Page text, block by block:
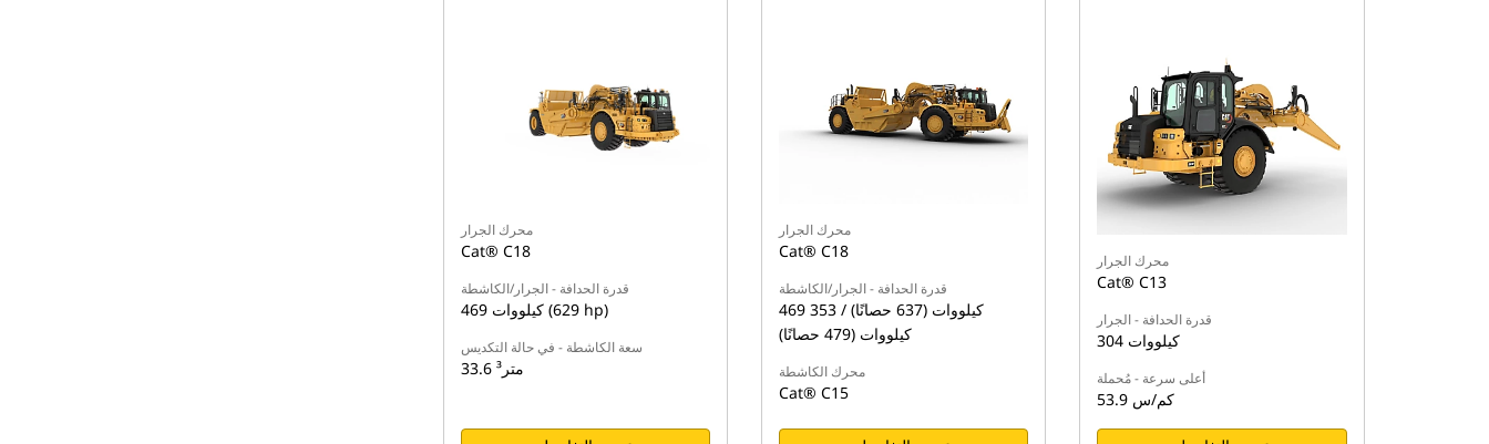
محرك الجرار
Cat® C18
قدرة الحدافة - الجرار/الكاشطة
469 كيلووات (629 hp)
سعة الكاشطة - في حالة التكديس
33.6 متر³
محرك الجرار
Cat® C18
قدرة الحدافة - الجرار/الكاشطة
469 كيلووات (637 حصانًا) / 353
كيلووات (479 حصانًا)
محرك الكاشطة
Cat® C15
محرك الجرار
Cat® C13
قدرة الحدافة - الجرار
304 كيلووات
أعلى سرعة - مُحملة
53.9 كم/س